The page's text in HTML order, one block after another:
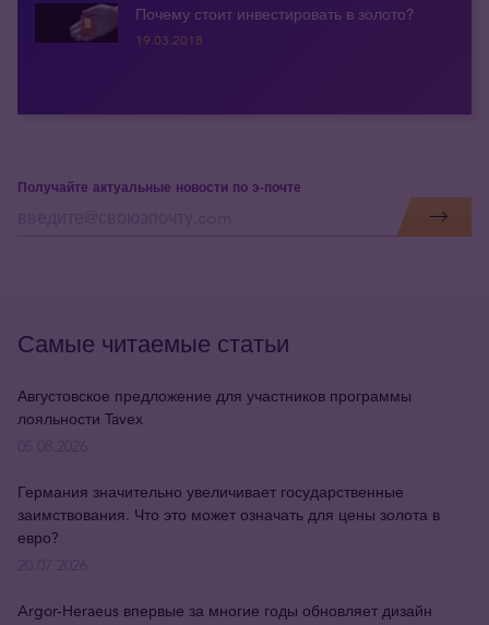
Почему стоит инвестировать в золото?
19.03.2018
Получайте актуальные новости по э-почте
Самые читаемые статьи
Августовское предложение для участников программы
лояльности Tavex
Германия значительно увеличивает государственные
заимствования. Что это может означать для цены золота в
евро?
Argor-Heraeus впервые за многие годы обновляет дизайн